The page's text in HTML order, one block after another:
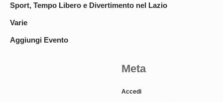
Sport, Tempo Libero e Divertimento nel Lazio
Varie
Aggiungi Evento
Meta
Accedi